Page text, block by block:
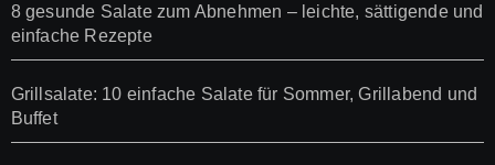
8 gesunde Salate zum Abnehmen – leichte, sättigende und
einfache Rezepte
Grillsalate: 10 einfache Salate für Sommer, Grillabend und
Buffet